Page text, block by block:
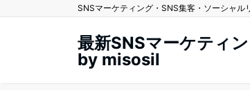
SNSマーケティング・SNS集客・ソーシャ
最新SNSマーケティ
by misosil